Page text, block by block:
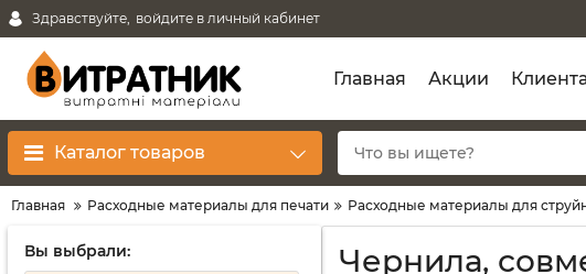
Здравствуйте, войдите в личный кабинет
Главная Акции
Каталог товаров
Главная Расходные материалы для печати Расходные материалы для
Вы выбрали: Чернила,